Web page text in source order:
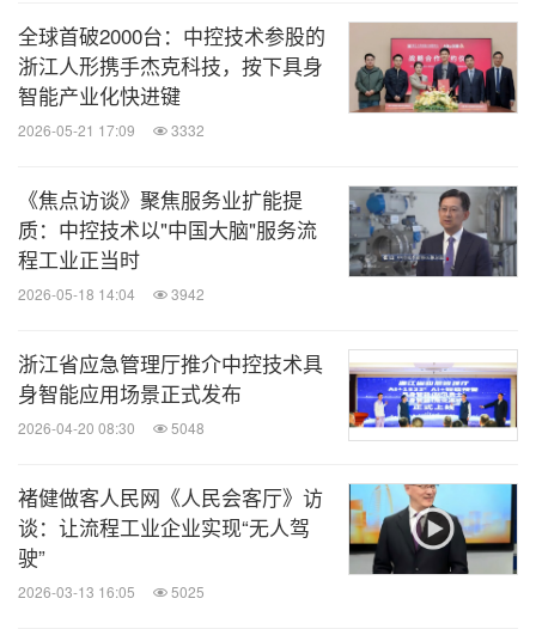
未来，中控技术将通过"技术+产品+平台"的开放融合
生态，与行业伙伴进一步强化合作，继续推动企业数
字化、智能化和智慧化发展，助力企业立于数字浪潮
消息来源：中控技术
微信公众号“全球TMT”发布全球互联网、科
技、媒体、通讯企业的经营动态、财报信
息、企业并购消息。扫描二维码，立即订
阅！
关键词：电脑软件 电脑/电子 互联网技术
石油能源
电信业
分享到：
全球首破2000台：中控技术参股的
浙江人形携手杰克科技，按下具身
智能产业化快进键
2026-05-21 17:09 3332
《焦点访谈》聚焦服务业扩能提
质：中控技术以"中国大脑"服务流
程工业正当时
2026-05-18 14:04 3942
浙江省应急管理厅推介中控技术具
身智能应用场景正式发布
2026-04-20 08:30 5048
褚健做客人民网《人民会客厅》访
谈：让流程工业企业实现“无人驾
驶”
2026-03-13 16:05 5025